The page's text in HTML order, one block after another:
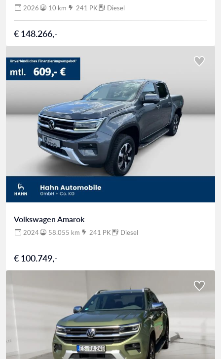
2026 10 km 241 PK Diesel
€ 148.266,-
Volkswagen Amarok
2024 58.055 km 241 PK Diesel
€ 100.749,-